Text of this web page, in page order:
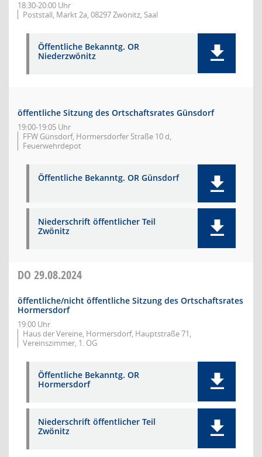
18:30-20:00 Uhr
Poststall, Markt 2a, 08297 Zwönitz, Saal
Öffentliche Bekanntg. OR
Niederzwönitz
öffentliche Sitzung des Ortschaftsrates Günsdorf
19:00-19:05 Uhr
FFW Günsdorf, Hormersdorfer Straße 10 d,
Feuerwehrdepot
Öffentliche Bekanntg. OR Günsdorf
Niederschrift öffentlicher Teil
Zwönitz
DO 29.08.2024
öffentliche/nicht öffentliche Sitzung des Ortschaftsrates
Hormersdorf
19:00 Uhr
Haus der Vereine, Hormersdorf, Hauptstraße 71,
Vereinszimmer, 1. OG
Öffentliche Bekanntg. OR
Hormersdorf
Niederschrift öffentlicher Teil
Zwönitz